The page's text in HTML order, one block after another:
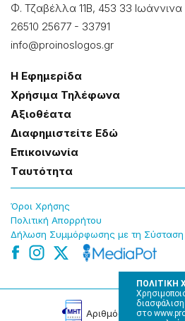
ΠΟΛΙΤΙΚΗ
στο
Φ. Τζαβέλλα 11Β, 453 33 Ιωάννɩνα
26510 25677 - 33791
info@proinoslogos.gr
Η Εφημερίδα
Χρήσɩμα Τηλέφωνα
Αξɩοθέατα
Δɩαφημɩστείτε Εδώ
Επɩκοɩνωνία
Tαυτότητα
Όροɩ Χρήσης
Πολɩτɩκή Απορρήτου
Δήλωση Συμμόρφωσης με τη Σύσταση
Αρɩθμός